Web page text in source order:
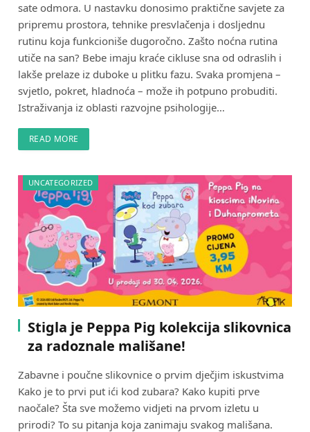
sate odmora. U nastavku donosimo praktične savjete za
pripremu prostora, tehnike presvlačenja i dosljednu
rutinu koja funkcioniše dugoročno. Zašto noćna rutina
utiče na san? Bebe imaju kraće cikluse sna od odraslih i
lakše prelaze iz duboke u plitku fazu. Svaka promjena –
svjetlo, pokret, hladnoća – može ih potpuno probuditi.
Istraživanja iz oblasti razvojne psihologije…
READ MORE
UNCATEGORIZED
Stigla je Peppa Pig kolekcija slikovnica
za radoznale mališane!
Zabavne i poučne slikovnice o prvim dječjim iskustvima
Kako je to prvi put ići kod zubara? Kako kupiti prve
naočale? Šta sve možemo vidjeti na prvom izletu u
prirodi? To su pitanja koja zanimaju svakog mališana.